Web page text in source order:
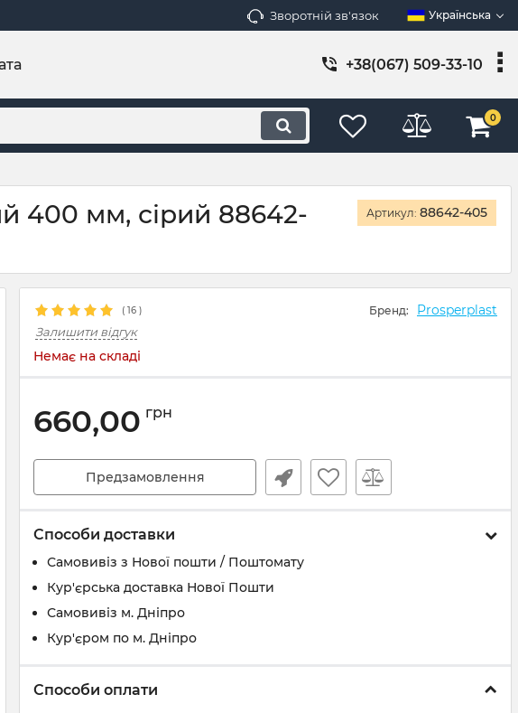
Зворотній зв'язок Українська
+38(067) 509-33-10
0
400 мм, сірий 88642-
Артикул: 88642-405
( 16 ) Бренд: Prosperplast
Залишити відгук
Немає на складі
660,00 грн
Предзамовлення
Способи доставки
Самовивіз з Нової пошти / Поштомату
Кур'єрська доставка Нової Пошти
Самовивіз м. Дніпро
Кур'єром по м. Дніпро
Способи оплати